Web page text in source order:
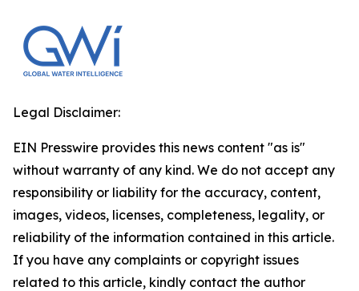
Legal Disclaimer:
EIN Presswire provides this news content "as is"
without warranty of any kind. We do not accept any
responsibility or liability for the accuracy, content,
images, videos, licenses, completeness, legality, or
reliability of the information contained in this article.
If you have any complaints or copyright issues
related to this article, kindly contact the author